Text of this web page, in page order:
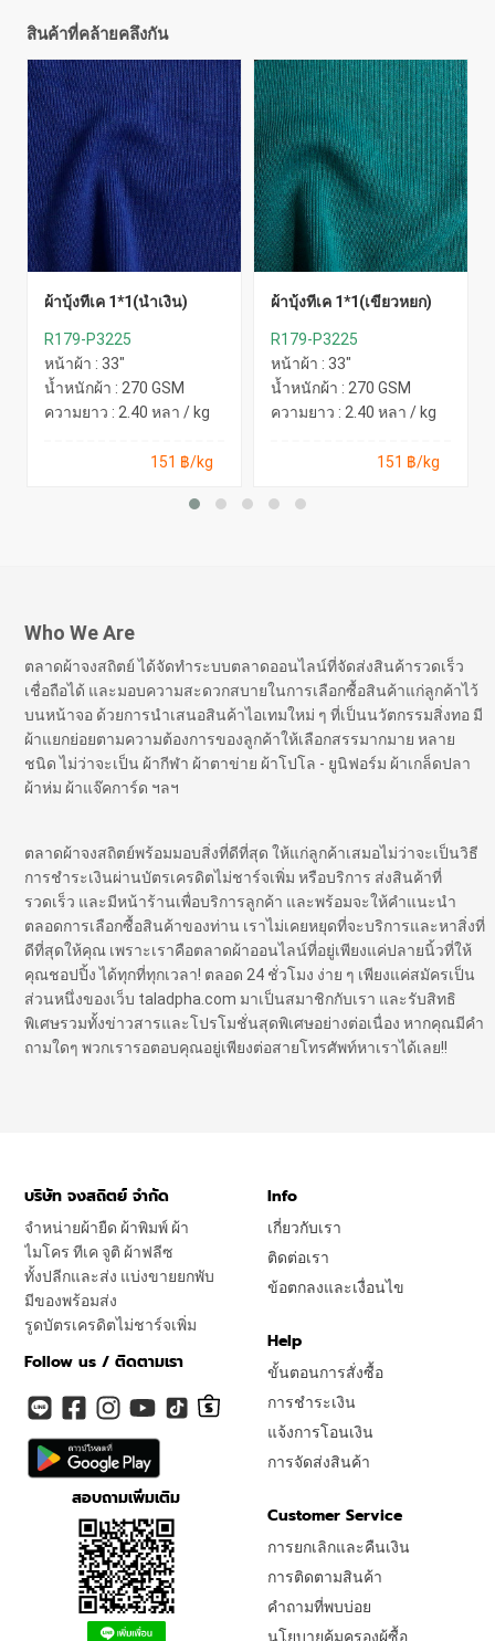
สินค้าที่คล้ายคลึงกัน
ผ้าบุ้งทีเค 1*1(น้ำเงิน)
R179-P3225
หน้าผ้า : 33"
น้ำหนักผ้า : 270 GSM
ความยาว : 2.40 หลา / kg
151 ฿/kg
ผ้าบุ้งทีเค 1*1(เขียวหยก)
R179-P3225
หน้าผ้า : 33"
น้ำหนักผ้า : 270 GSM
ความยาว : 2.40 หลา / kg
151 ฿/kg
Who We Are
ตลาดผ้าจงสถิตย์ ได้จัดทำระบบตลาดออนไลน์ที่จัดส่งสินค้ารวดเร็ว
เชื่อถือได้ และมอบความสะดวกสบายในการเลือกซื้อสินค้าแก่ลูกค้าไว้
บนหน้าจอ ด้วยการนำเสนอสินค้าไอเทมใหม่ ๆ ที่เป็นนวัตกรรมสิ่งทอ มี
ผ้าแยกย่อยตามความต้องการของลูกค้าให้เลือกสรรมากมาย หลาย
ชนิด ไม่ว่าจะเป็น ผ้ากีฬา ผ้าตาข่าย ผ้าโปโล - ยูนิฟอร์ม ผ้าเกล็ดปลา
ผ้าห่ม ผ้าแจ๊คการ์ด ฯลฯ
ตลาดผ้าจงสถิตย์พร้อมมอบสิ่งที่ดีที่สุด ให้แก่ลูกค้าเสมอไม่ว่าจะเป็นวิธี
การชำระเงินผ่านบัตรเครดิตไม่ชาร์จเพิ่ม หรือบริการ ส่งสินค้าที่
รวดเร็ว และมีหน้าร้านเพื่อบริการลูกค้า และพร้อมจะให้คำแนะนำ
ตลอดการเลือกซื้อสินค้าของท่าน เราไม่เคยหยุดที่จะบริการและหาสิ่งที่
ดีที่สุดให้คุณ เพราะเราคือตลาดผ้าออนไลน์ที่อยู่เพียงแค่ปลายนิ้วที่ให้
คุณชอปปิ้ง ได้ทุกที่ทุกเวลา! ตลอด 24 ชั่วโมง ง่าย ๆ เพียงแค่สมัครเป็น
ส่วนหนึ่งของเว็บ taladpha.com มาเป็นสมาชิกกับเรา และรับสิทธิ
พิเศษรวมทั้งข่าวสารและโปรโมชั่นสุดพิเศษอย่างต่อเนื่อง หากคุณมีคำ
ถามใดๆ พวกเรารอตอบคุณอยู่เพียงต่อสายโทรศัพท์หาเราได้เลย!!
บริษัท จงสถิตย์ จำกัด
จำหน่ายผ้ายืด ผ้าพิมพ์ ผ้า
ไมโคร ทีเค จูติ ผ้าฟลีซ
ทั้งปลีกและส่ง แบ่งขายยกพับ
มีของพร้อมส่ง
รูดบัตรเครดิตไม่ชาร์จเพิ่ม
Follow us / ติดตามเรา
สอบถามเพิ่มเติม
Info
เกี่ยวกับเรา
ติดต่อเรา
ข้อตกลงและเงื่อนไข
Help
ขั้นตอนการสั่งซื้อ
การชำระเงิน
แจ้งการโอนเงิน
การจัดส่งสินค้า
Customer Service
การยกเลิกและคืนเงิน
การติดตามสินค้า
คำถามที่พบบ่อย
นโยบายคุ้มครองผู้ซื้อ